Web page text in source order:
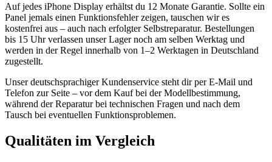
Auf jedes iPhone Display erhältst du 12 Monate Garantie. Sollte ein
Panel jemals einen Funktionsfehler zeigen, tauschen wir es
kostenfrei aus – auch nach erfolgter Selbstreparatur. Bestellungen
bis 15 Uhr verlassen unser Lager noch am selben Werktag und
werden in der Regel innerhalb von 1–2 Werktagen in Deutschland
zugestellt.
Unser deutschsprachiger Kundenservice steht dir per E-Mail und
Telefon zur Seite – vor dem Kauf bei der Modellbestimmung,
während der Reparatur bei technischen Fragen und nach dem
Tausch bei eventuellen Funktionsproblemen.
Qualitäten im Vergleich